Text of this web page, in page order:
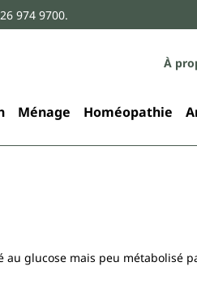
974 9700.
À
Ménage Homéopathie
glucose mais peu métabolisé